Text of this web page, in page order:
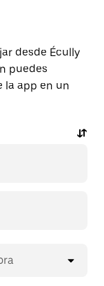
desde Écully
puedes
la app en un